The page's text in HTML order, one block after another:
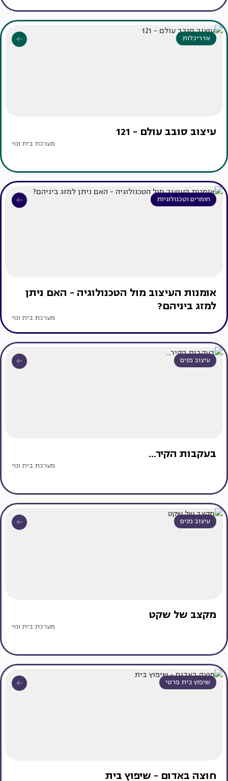
אדריכלות
עיצוב סובב עולם - 121
מערכת בית ונוי
חומרים וטכנולוגיות
אומנות העיצוב מול הטכנולוגיה - האם ניתן
למזג ביניהם?
מערכת בית ונוי
עיצוב פנים
בעקבות הקיר...
מערכת בית ונוי
עיצוב פנים
מקצב של שקט
מערכת בית ונוי
שיפוץ בית פרטי
חוצה באדום - שיפוץ בית